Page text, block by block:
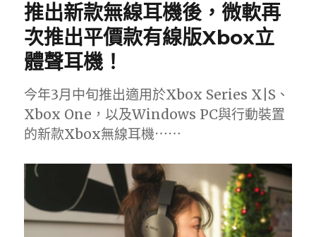
推出新款無線耳機後，微軟再
次推出平價款有線版Xbox立
體聲耳機！
今年3月中旬推出適用於Xbox Series X|S、
Xbox One，以及Windows PC與行動裝置
的新款Xbox無線耳機⋯⋯